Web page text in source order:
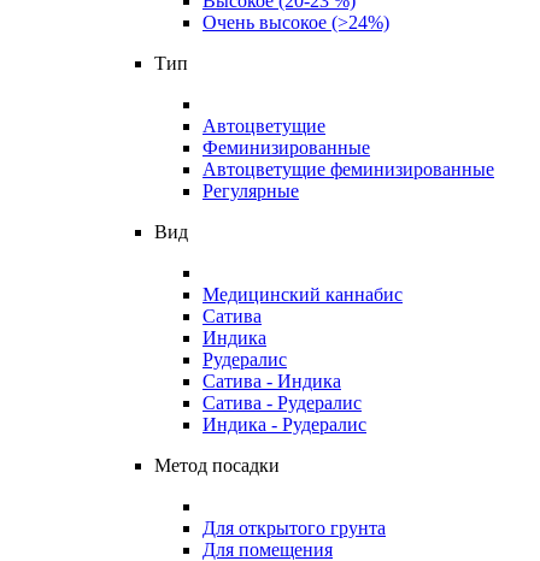
Очень высокое (>24%)
Тип
Автоцветущие
Феминизированные
Автоцветущие феминизированные
Регулярные
Вид
Медицинский каннабис
Сатива
Индика
Рудералис
Сатива - Индика
Сатива - Рудералис
Индика - Рудералис
Метод посадки
Для открытого грунта
Для помещения